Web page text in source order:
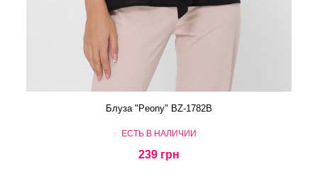
Блуза "Peony" BZ-1782B
ЕСТЬ В НАЛИЧИИ
239 грн